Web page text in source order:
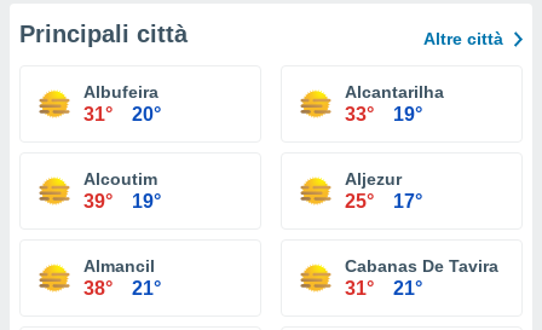
Principali città Altre città
Albufeira
31° 20°
Alcantarilha
33° 19°
Alcoutim
39° 19°
Aljezur
25° 17°
Almancil
38° 21°
Cabanas De Tavira
31° 21°